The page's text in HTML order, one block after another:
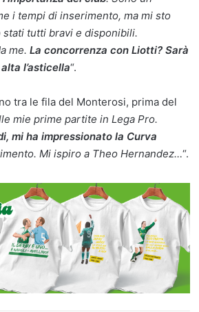
i tempi di inserimento, ma mi sto
tutti bravi e disponibili.
me. La concorrenza con Liotti? Sarà
l’asticella“.
tra le fila del Monterosi, prima del
mie prime partite in Lega Pro.
mi ha impressionato la Curva
Mi ispiro a Theo Hernandez…“.